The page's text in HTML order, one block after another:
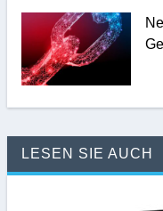
LESEN SIE AUCH